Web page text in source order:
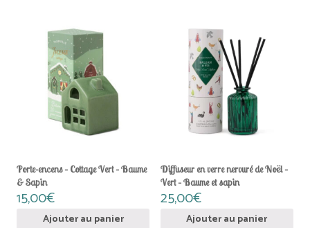
Porte-encens – Cottage Vert – Baume
& Sapin
15,00€
Ajouter au panier
Diffuseur en verre nervuré de Noël –
Vert – Baume et sapin
25,00€
Ajouter au panier